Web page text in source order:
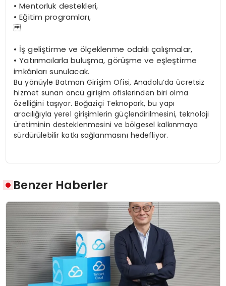
•Mentorluk destekleri,
•Eğitim programları,
• İş geliştirme ve ölçeklenme odaklı çalışmalar,
•Yatırımcılarla buluşma, görüşme ve eşleştirme
imkânları sunulacak.
Bu yönüyle Batman Girişim Ofisi, Anadolu’da ücretsiz
hizmet sunan öncü girişim ofislerinden biri olma
özelliğini taşıyor. Boğaziçi Teknopark, bu yapı
aracılığıyla yerel girişimlerin güçlendirilmesini, teknoloji
üretiminin desteklenmesini ve bölgesel kalkınmaya
sürdürülebilir katkı sağlanmasını hedefliyor.
Benzer Haberler